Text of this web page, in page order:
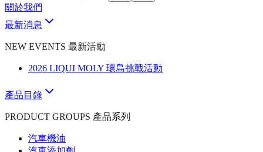
關於我們
最新消息
NEW EVENTS 最新活動
2026 LIQUI MOLY 環島挑戰活動
產品目錄
PRODUCT GROUPS 產品系列
汽車機油